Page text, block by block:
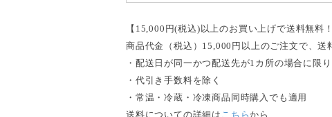
【15,000円(税込)以上のお買い上げで送料無料！
商品代金（税込）15,000円以上のご注文で、送
・配送日が同一かつ配送先が1カ所の場合に限
・代引き手数料を除く
・常温・冷蔵・冷凍商品同時購入でも適用
送料についての詳細は こちらから